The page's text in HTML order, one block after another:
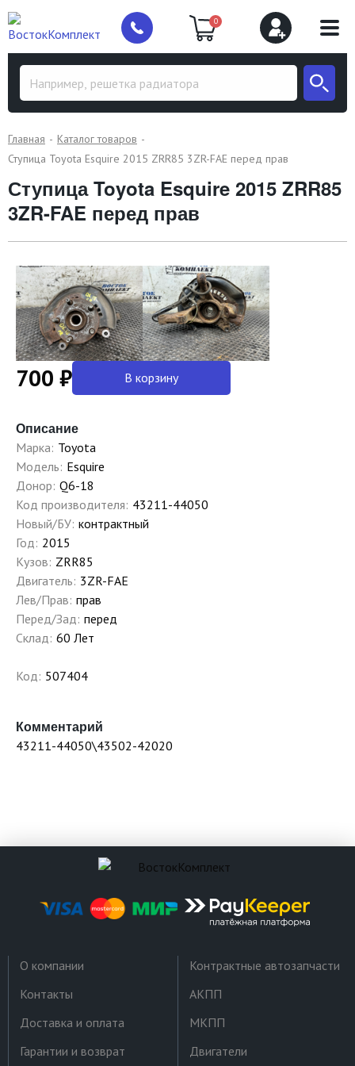
0
Главная
Каталог товаров
Ступица Toyota Esquire 2015 ZRR85 3ZR-FAE перед прав
Ступица Toyota Esquire 2015 ZRR85
3ZR-FAE перед прав
700 ₽ В корзину
Описание
Марка: Toyota
Модель: Esquire
Донор: Q6-18
Код производителя: 43211-44050
Новый/БУ: контрактный
Год: 2015
Кузов: ZRR85
Двигатель: 3ZR-FAE
Лев/Прав: прав
Перед/Зад: перед
Склад: 60 Лет
Код: 507404
Комментарий
43211-44050\43502-42020
О компании
Контакты
Доставка и оплата
Гарантии и возврат
Контрактные автозапчасти
АКПП
МКПП
Двигатели